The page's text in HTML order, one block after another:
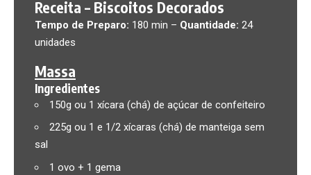
Receita – Biscoitos Decorados
Tempo de Preparo: 180 min – Quantidade: 24
unidades
Massa
Ingredientes
150g ou 1 xícara (chá) de açúcar de confeiteiro
225g ou 1 e 1/2 xícaras (chá) de manteiga sem
sal
1 ovo + 1 gema